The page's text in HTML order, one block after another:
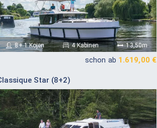
8+ 1 Kojen 4 Kabinen 13,50m
schon ab 1.619,00 €
Star (8+2)